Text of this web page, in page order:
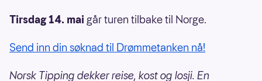
Tirsdag 14. maigår turen tilbake til Norge.
Send inn din søknad til Drømmetanken nå!
Norsk Tipping dekker reise, kost og losji. En